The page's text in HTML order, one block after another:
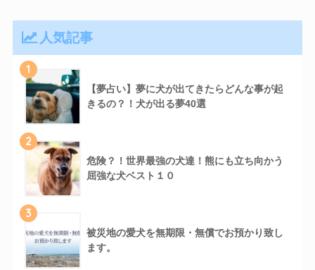
人気記事
1
【夢占い】夢に犬が出てきたらどんな事が起
きるの？！犬が出る夢40選
2
危険？！世界最強の犬達！熊にも立ち向かう
屈強な犬ベスト１０
3
被災地の愛犬を無期限・無償でお預かり致し
ます。